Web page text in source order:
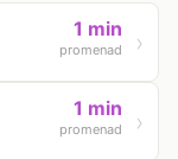
1 min
promenad
1 min
promenad